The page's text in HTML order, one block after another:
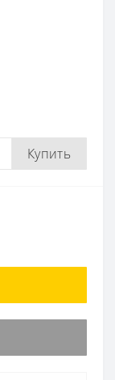
Купить